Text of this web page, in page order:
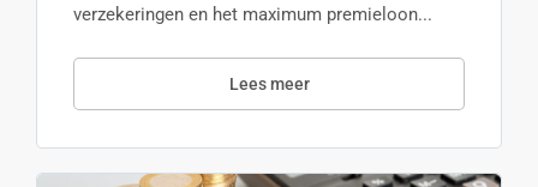
verzekeringen en het maximum premieloon...
Lees meer